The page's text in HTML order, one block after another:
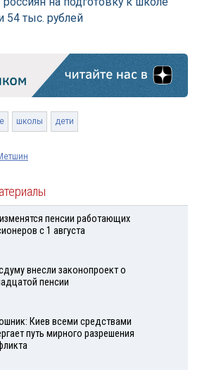
54 тыс. рублей
школы дети
пенсии работающих
с 1 августа
внесли законопроект о
пенсии
Киев всеми средствами
путь мирного разрешения